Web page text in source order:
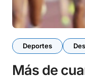
Deportes
Más de